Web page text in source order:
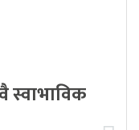
स्वाभाविक